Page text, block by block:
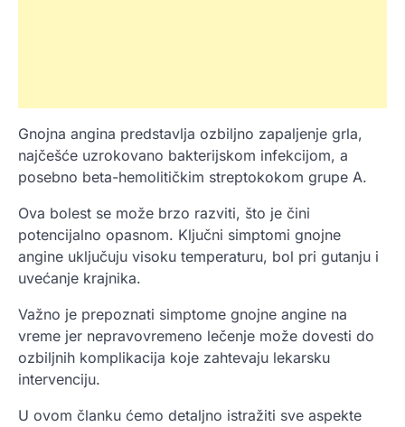
Gnojna angina predstavlja ozbiljno zapaljenje grla,
najčešće uzrokovano bakterijskom infekcijom, a
posebno beta-hemolitičkim streptokokom grupe A.
Ova bolest se može brzo razviti, što je čini
potencijalno opasnom. Ključni simptomi gnojne
angine uključuju visoku temperaturu, bol pri gutanju i
uvećanje krajnika.
Važno je prepoznati simptome gnojne angine na
vreme jer nepravovremeno lečenje može dovesti do
ozbiljnih komplikacija koje zahtevaju lekarsku
intervenciju.
U ovom članku ćemo detaljno istražiti sve aspekte